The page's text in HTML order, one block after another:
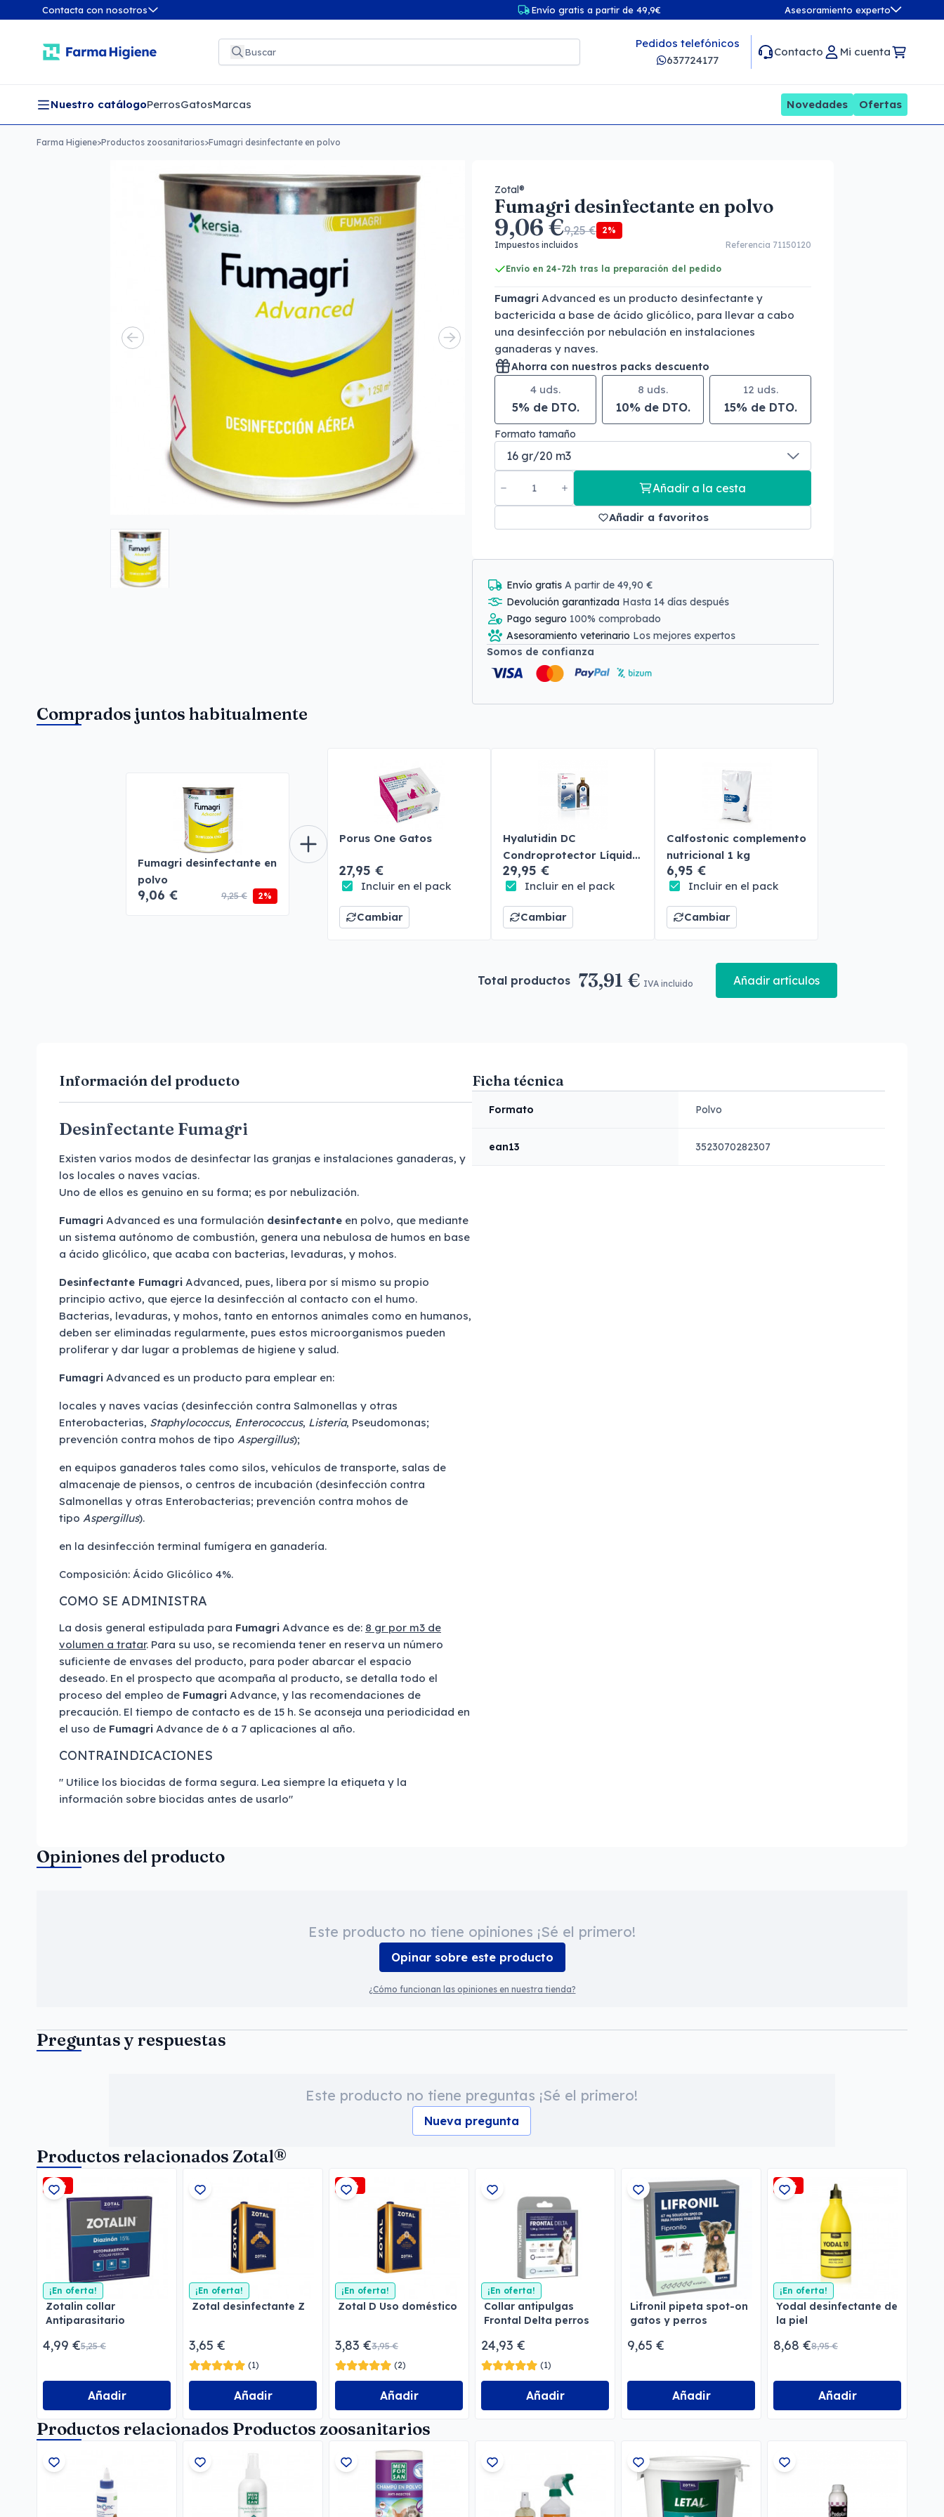
Contacta con nosotros Envío gratis a partir de 49,9€ Asesoramiento experto
Pedidos telefónicos
637724177
Contacto Mi cuenta
Nuestro catálogoPerrosGatosMarcas Novedades Ofertas
Farma Higiene>Productos zoosanitarios>Fumagri desinfectante en polvo
Zotal®
Fumagri desinfectante en polvo
9,06 €9,25 € 2%
Impuestos incluidos
Referencia 71150120
Envío en 24-72h tras la preparación del pedido
Fumagri Advanced es un producto desinfectante y
bactericida a base de ácido glicólico, para llevar a cabo
una desinfección por nebulación en instalaciones
ganaderas y naves.
Ahorra con nuestros packs descuento
4 uds.
5% de DTO.
8 uds.
10% de DTO.
12 uds.
15% de DTO.
Formato tamaño
Añadir a la cesta
Añadir a favoritos
Envío gratis A partir de 49,90 €
Devolución garantizada Hasta 14 días después
Pago seguro 100% comprobado
Asesoramiento veterinario Los mejores expertos
Somos de confianza
Comprados juntos habitualmente
Fumagri desinfectante en
polvo
9,06 € 9,25 € 2%
Porus One Gatos
27,95 €
Incluir en el pack
Cambiar
Hyalutidin DC
Condroprotector Líquido
Perros y Gatos
29,95 €
Incluir en el pack
Cambiar
Calfostonic complemento
nutricional 1 kg
6,95 €
Incluir en el pack
Cambiar
Total productos 73,91 € IVA incluido Añadir artículos
Información del producto
Desinfectante Fumagri
Existen varios modos de desinfectar las granjas e instalaciones ganaderas, y
los locales o naves vacías.
Uno de ellos es genuino en su forma; es por nebulización.
Fumagri Advanced es una formulación desinfectante en polvo, que mediante
un sistema autónomo de combustión, genera una nebulosa de humos en base
a ácido glicólico, que acaba con bacterias, levaduras, y mohos.
Desinfectante Fumagri Advanced, pues, libera por sí mismo su propio
principio activo, que ejerce la desinfección al contacto con el humo.
Bacterias, levaduras, y mohos, tanto en entornos animales como en humanos,
deben ser eliminadas regularmente, pues estos microorganismos pueden
proliferar y dar lugar a problemas de higiene y salud.
Fumagri Advanced es un producto para emplear en:
locales y naves vacías (desinfección contra Salmonellas y otras
Enterobacterias, Staphylococcus, Enterococcus, Listeria, Pseudomonas;
prevención contra mohos de tipo Aspergillus);
en equipos ganaderos tales como silos, vehículos de transporte, salas de
almacenaje de piensos, o centros de incubación (desinfección contra
Salmonellas y otras Enterobacterias; prevención contra mohos de
tipo Aspergillus).
en la desinfección terminal fumígera en ganadería.
Composición: Ácido Glicólico 4%.
COMO SE ADMINISTRA
La dosis general estipulada para Fumagri Advance es de: 8 gr por m3 de
volumen a tratar. Para su uso, se recomienda tener en reserva un número
suficiente de envases del producto, para poder abarcar el espacio
deseado. En el prospecto que acompaña al producto, se detalla todo el
proceso del empleo de Fumagri Advance, y las recomendaciones de
precaución. El tiempo de contacto es de 15 h. Se aconseja una periodicidad en
el uso de Fumagri Advance de 6 a 7 aplicaciones al año.
CONTRAINDICACIONES
" Utilice los biocidas de forma segura. Lea siempre la etiqueta y la
información sobre biocidas antes de usarlo"
Ficha técnica
Formato Polvo
ean13 3523070282307
Opiniones del producto
Este producto no tiene opiniones ¡Sé el primero!
Opinar sobre este producto
¿Cómo funcionan las opiniones en nuestra tienda?
Preguntas y respuestas
Este producto no tiene preguntas ¡Sé el primero!
Nueva pregunta
Productos relacionados Zotal®
-5%
¡En oferta!
Zotalin collar
Antiparasitario
4,99 €5,25 €
Añadir
¡En oferta!
Zotal desinfectante Z
3,65 €
(1)
Añadir
-3%
¡En oferta!
Zotal D Uso doméstico
3,83 €3,95 €
(2)
Añadir
¡En oferta!
Collar antipulgas
Frontal Delta perros
24,93 €
(1)
Añadir
Lifronil pipeta spot-on
gatos y perros
9,65 €
Añadir
-3%
¡En oferta!
Yodal desinfectante de
la piel
8,68 €8,95 €
Añadir
Productos relacionados Productos zoosanitarios